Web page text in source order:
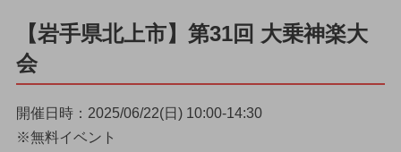
【岩手県北上市】第31回 大乗神楽大
会
開催日時：2025/06/22(日) 10:00-14:30
※無料イベント